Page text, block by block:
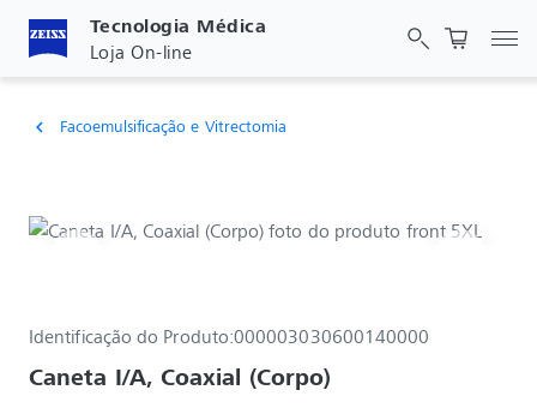
Tecnologia Médica
Loja On-line
chevron_left Facoemulsificação e Vitrectomia
Identificação do Produto:000003030600140000
Caneta I/A, Coaxial (Corpo)